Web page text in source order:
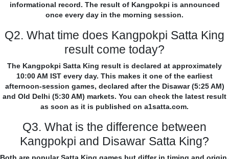
informational record. The result of Kangpokpi is announced
once every day in the morning session.
Q2. What time does Kangpokpi Satta King
result come today?
The Kangpokpi Satta King result is declared at approximately
10:00 AM IST every day. This makes it one of the earliest
afternoon-session games, declared after the Disawar (5:25 AM)
and Old Delhi (5:30 AM) markets. You can check the latest result
as soon as it is published on a1satta.com.
Q3. What is the difference between
Kangpokpi and Disawar Satta King?